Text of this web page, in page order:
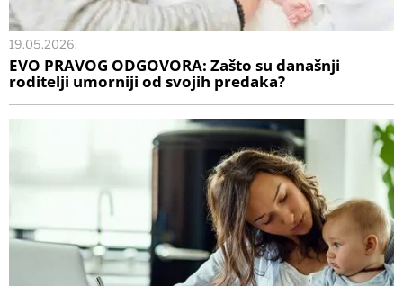
19.05.2026.
EVO PRAVOG ODGOVORA: Zašto su današnji
roditelji umorniji od svojih predaka?